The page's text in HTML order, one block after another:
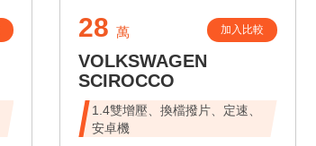
28 萬 加入比較
VOLKSWAGEN
SCIROCCO
1.4雙增壓、換檔撥片、定速、
安卓機